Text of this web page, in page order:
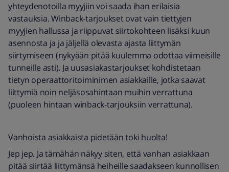
yhteydenotoilla myyjiin voi saada ihan erilaisia
vastauksia. Winback-tarjoukset ovat vain tiettyjen
myyjien hallussa ja riippuvat siirtokohteen lisäksi kuun
asennosta ja ja jäljellä olevasta ajasta liittymän
siirtymiseen (nykyään pitää kuulemma odottaa viimeisille
tunneille asti). Ja uusasiakastarjoukset kohdistetaan
tietyn operaattoritoiminimen asiakkaille, jotka saavat
liittymiä noin neljäsosahintaan muihin verrattuna
(puoleen hintaan winback-tarjouksiin verrattuna).
Vanhoista asiakkaista pidetään toki huolta!
Jep jep. Ja tämähän näkyy siten, että vanhan asiakkaan
pitää siirtää liittymänsä heiheille saadakseen kunnollisen